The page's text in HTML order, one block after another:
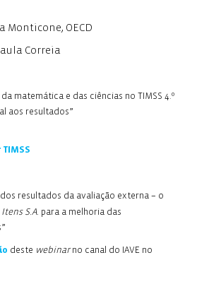
Monticone, OECD
Correia
da matemática e das ciências no TIMSS 4.º
aos resultados”
dos resultados da avaliação externa – o
Itens S.A. para a melhoria das
deste webinarno canal do IAVE no